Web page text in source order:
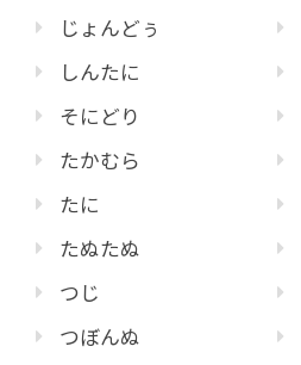
じょんどぅ
しんたに
そにどり
たかむら
たに
たぬたぬ
つじ
つぼんぬ